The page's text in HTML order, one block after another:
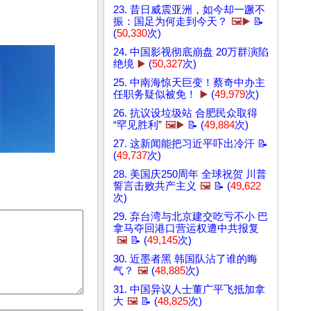
23. 昔日威震亚洲，如今却一蹶不
振：国足为何走到今天？ 🖼️▶️ 📝
(50,330次)
24. 中国影视彻底崩盘 20万群演陷
绝境 ▶️ (50,327次)
25. 中南海惊天巨变！蔡奇中办主
任职务疑似被免！
▶️ (49,979次)
26. 抗议设垃圾站 合肥民众取得
“罕见胜利” 🖼️▶️ 📝 (49,884次)
27. 这新闻能把习近平吓出冷汗 📝
(49,737次)
28. 美国庆250周年 全球祝贺 川普
誓言击败共产主义 🖼️ 📝 (49,622
次)
29. 弃台湾与北京建交吃亏不小 巴
拿马夺回港口营运权遭中共报复
🖼️ 📝 (49,145次)
30. 近墨者黑 韩国队沾了谁的晦
气？ 🖼️ (48,885次)
31. 中国异议人士董广平飞抵加拿
大 🖼️ 📝 (48,825次)